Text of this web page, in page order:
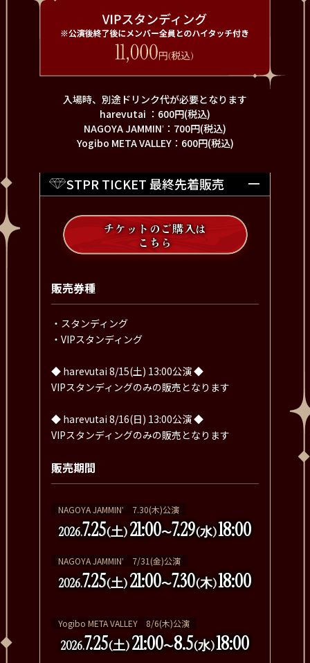
入場時、別途ドリンク代が必要となります
harevutai ：600円(税込)
NAGOYA JAMMINʼ：700円(税込)
Yogibo META VALLEY：600円(税込)
STPR TICKET 最終先着販売
チケットのご購入は
こちら
販売券種
・スタンディング
・VIPスタンディング
◆ harevutai 8/15(土) 13:00公演 ◆
VIPスタンディングのみの販売となります
◆ harevutai 8/16(日) 13:00公演 ◆
VIPスタンディングのみの販売となります
販売期間
NAGOYA JAMMINʼ 7.30(木)公演
2026.7.25(土)21:00〜7.29(水)18:00
NAGOYA JAMMINʼ 7/31(金)公演
2026.7.25(土)21:00〜7.30(木)18:00
Yogibo META VALLEY 8/6(木)公演
2026.7.25(土)21:00〜8.5(水)18:00